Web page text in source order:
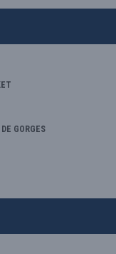
GORGES